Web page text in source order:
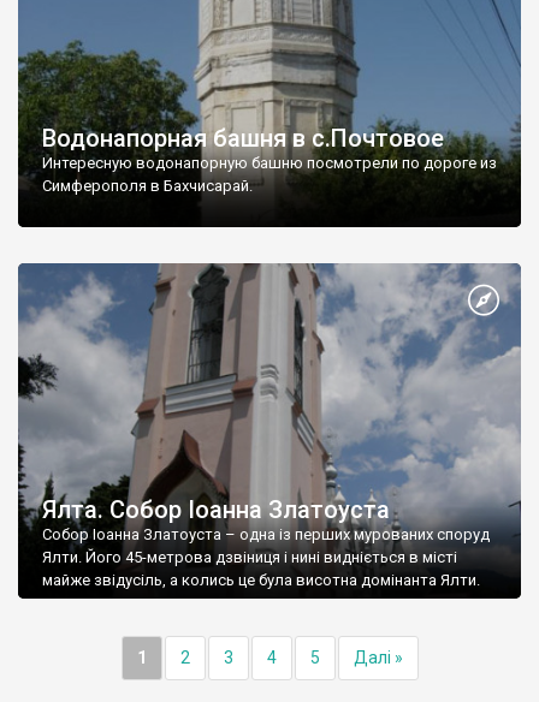
Водонапорная башня в с.Почтовое
Интересную водонапорную башню посмотрели по дороге из
Симферополя в Бахчисарай.
Ялта. Собор Іоанна Златоуста
Собор Іоанна Златоуста – одна із перших мурованих споруд
Ялти. Його 45-метрова дзвіниця і нині видніється в місті
майже звідусіль, а колись це була висотна домінанта Ялти.
1 2 3 4 5 Далі »